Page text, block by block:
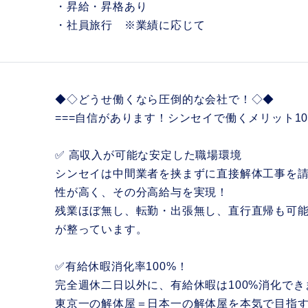
・昇給・昇格あり
・社員旅行 ※業績に応じて
◆◇どうせ働くなら圧倒的な会社で！◇◆
===自信があります！シンセイで働くメリット
✅ 高収入が可能な安定した職場環境
シンセイは中間業者を挟まずに直接解体工事を
性が高く、その分高給与を実現！
残業ほぼ無し、転勤・出張無し、直行直帰も可
が整っています。
✅有給休暇消化率100%！
完全週休二日以外に、有給休暇は100%消化でき
東京一の解体屋＝日本一の解体屋を本気で目指